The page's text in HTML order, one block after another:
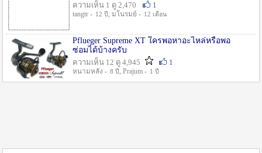
ความเห็น 1 ดู 2,470
1
tangtr - 12 ปี , มโนรมย์ - 12 เดือน
Pflueger Supreme XT ใครพอหาอะไหล่หรือพอ
ซ่อมได้บ้างครับ
ความเห็น 12 ดู 4,945
1
หนามหลัง - 8 ปี , Prajum - 1 ปี